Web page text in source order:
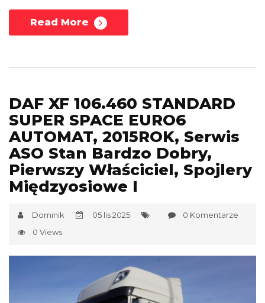
Read More
DAF XF 106.460 STANDARD
SUPER SPACE EURO6
AUTOMAT, 2015ROK, Serwis
ASO Stan Bardzo Dobry,
Pierwszy Właściciel, Spojlery
Międzyosiowe I
Dominik 05 lis 2025
0 Komentarze
0 Views